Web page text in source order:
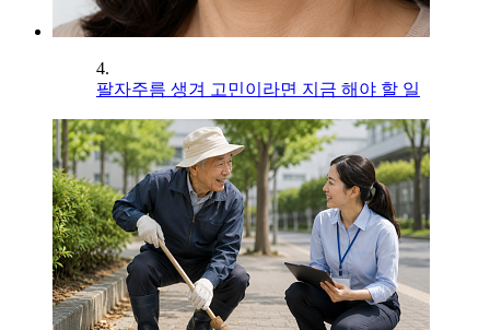
4.
팔자주름 생겨 고민이라면 지금 해야 할 일